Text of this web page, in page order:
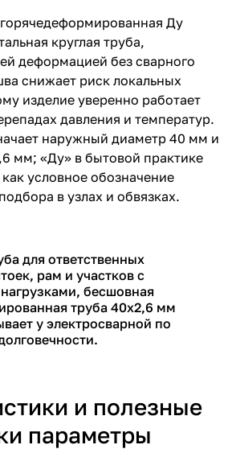
Ду
круглая труба,
деформацией без сварного
снижает риск локальных
изделие уверенно работает
давления и температур.
наружный диаметр 40 мм и
мм; «Ду» в бытовой практике
условное обозначение
в узлах и обвязках.
для ответственных
рам и участков с
бесшовная
труба 40х2,6 мм
у электросварной по
и полезные
параметры